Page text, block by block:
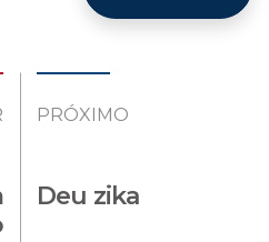
PRÓXIMO
Deu zika